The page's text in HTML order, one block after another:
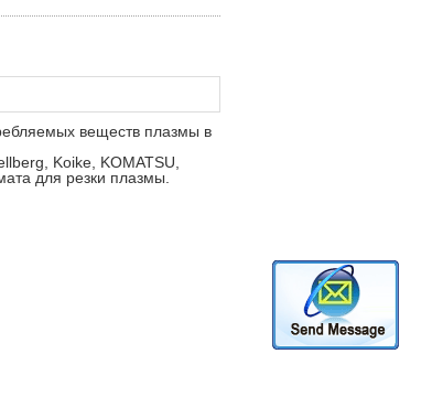
веществ плазмы в
Koike, KOMATSU,
для резки плазмы.